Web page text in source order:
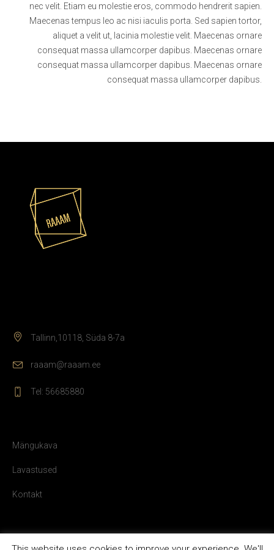
nec velit. Etiam eu molestie eros, commodo hendrerit sapien.
Maecenas tempus leo ac nisi iaculis porta. Sed sapien tortor,
aliquet a velit ut, lacinia molestie velit. Maecenas ornare
consequat massa ullamcorper dapibus. Maecenas ornare
consequat massa ullamcorper dapibus. Maecenas ornare
consequat massa ullamcorper dapibus.
Tallinn,10118, Süda 8-7a
raaam@raaam.ee
Tel: 56685880
Mängukava
Lavastused
Kontakt